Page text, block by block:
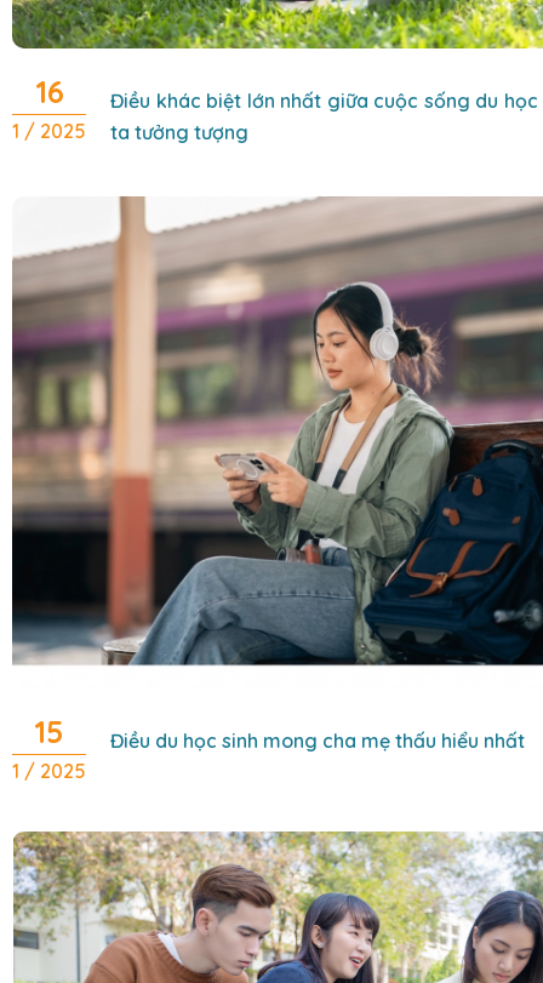
16
1 / 2025
Điều khác biệt lớn nhất giữa cuộc sống du
ta tưởng tượng
15
1 / 2025
Điều du học sinh mong cha mẹ thấu hiểu nhất